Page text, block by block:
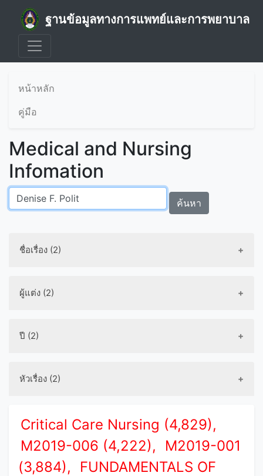
ฐานข้อมูลทางการแพทย์และการพยาบาล
หน้าหลัก
คู่มือ
Medical and Nursing
Infomation
ค้นหา
ชื่อเรื่อง (2)
ผู้แต่ง (2)
ปี (2)
หัวเรื่อง (2)
Critical Care Nursing (4,829),
M2019-006 (4,222),
M2019-001
(3,884),
FUNDAMENTALS OF